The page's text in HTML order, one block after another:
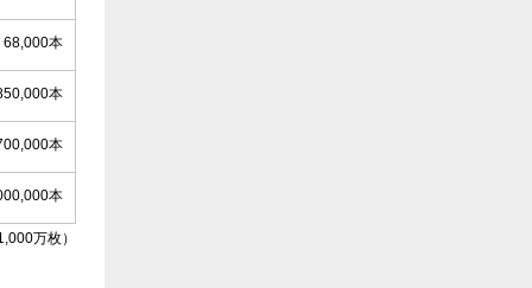
68,000本
本
本
本
万枚）